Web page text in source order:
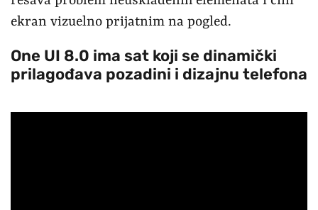
ekran vizuelno prijatnim na pogled.
One UI 8.0 ima sat koji se dinamički
prilagođava pozadini i dizajnu telefona